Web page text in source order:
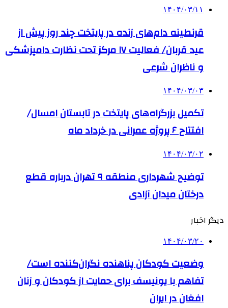
۱۴۰۴/۰۳/۱۱
قرنطینه دام‌های زنده در پایتخت چند روز پیش از
عید قربان/ فعالیت ۱۷ مرکز تحت نظارت دامپزشکی
و ناظران شرعی
۱۴۰۴/۰۳/۰۳
تکمیل بزرگراه‌های پایتخت در تابستان امسال/
افتتاح ۶ پروژه عمرانی در خرداد ماه
۱۴۰۴/۰۳/۰۲
توضیح شهرداری منطقه ۹ تهران درباره قطع
درختان میدان آزادی
دیگر اخبار
۱۴۰۴/۰۳/۲۰
وضعیت کودکان پناهنده نگران‌کننده است/
تفاهم با یونیسف برای حمایت از کودکان و زنان
افغان در ایران